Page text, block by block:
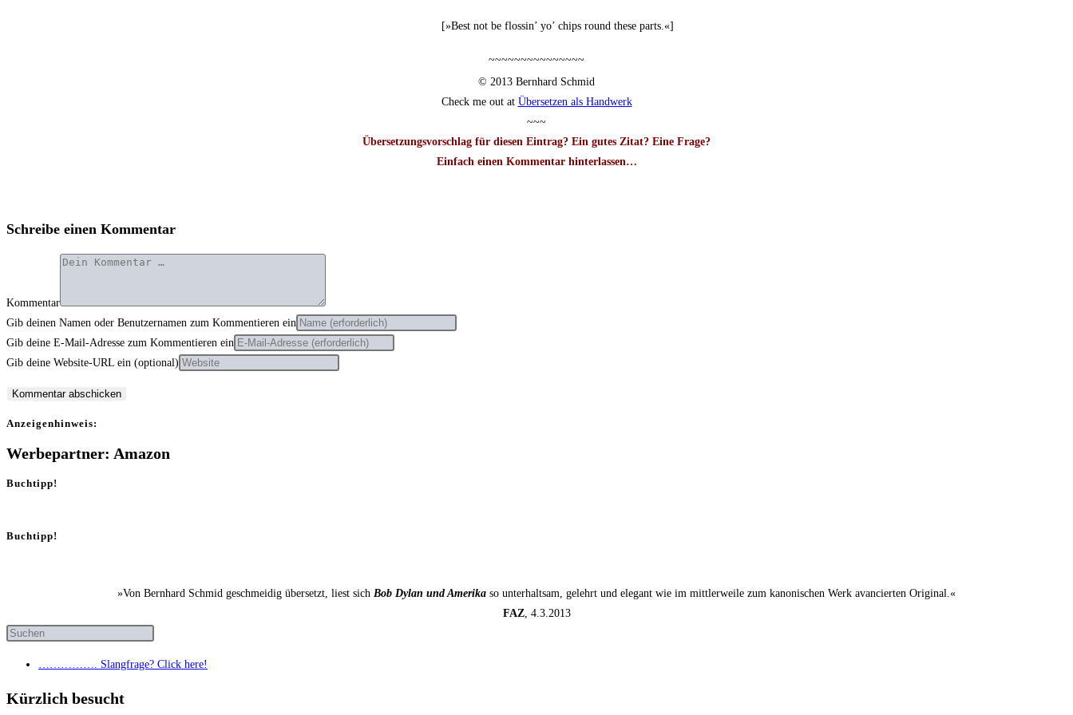
[»Best not be flos­sin’ yo’ chips round the­se parts.«]
~~~~~~~~~~~~~~~
© 2013 Bern­hard Schmid
Check me out at Über­set­zen als Handwerk
~~~
Über­set­zungs­vor­schlag für die­sen Ein­trag? Ein gutes Zitat? Eine Frage?
Ein­fach einen Kom­men­tar hin­ter­las­sen…
Schreibe einen Kommentar
Kommentar
Gib deinen Namen oder Benutzernamen zum Kommentieren ein
Gib deine E-Mail-Adresse zum Kommentieren ein
Gib deine Website-URL ein (optional)
Anzei­gen­hin­weis:
Werbepartner: Amazon
Buchtipp!
Buchtipp!
»Von Bernhard Schmid geschmeidig übersetzt, liest sich Bob Dylan und Amerika so unterhaltsam, gelehrt und elegant wie im mittlerweile zum kanonischen Werk avancierten Original.«
FAZ, 4.3.2013
……………. Slang­fra­ge? Click here!
Kürzlich besucht